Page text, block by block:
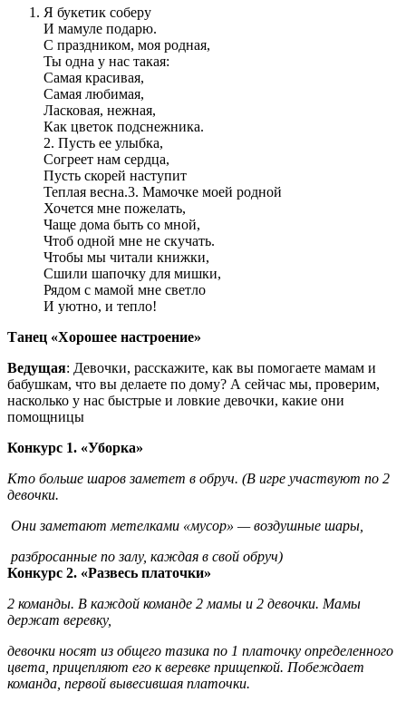
Я букетик соберу
И мамуле подарю.
С праздником, моя родная,
Ты одна у нас такая:
Самая красивая,
Самая любимая,
Ласковая, нежная,
Как цветок подснежника.
2. Пусть ее улыбка,
Согреет нам сердца,
Пусть скорей наступит
Теплая весна.3. Мамочке моей родной
Хочется мне пожелать,
Чаще дома быть со мной,
Чтоб одной мне не скучать.
Чтобы мы читали книжки,
Сшили шапочку для мишки,
Рядом с мамой мне светло
И уютно, и тепло!
Танец «Хорошее настроение»
Ведущая: Девочки, расскажите, как вы помогаете мамам и
бабушкам, что вы делаете по дому? А сейчас мы, проверим,
насколько у нас быстрые и ловкие девочки, какие они
помощницы
Конкурс 1. «Уборка»
Кто больше шаров заметет в обруч. (В игре участвуют по 2
девочки.
Они заметают метелками «мусор» — воздушные шары,
разбросанные по залу, каждая в свой обруч)
Конкурс 2. «Развесь платочки»
2 команды. В каждой команде 2 мамы и 2 девочки. Мамы
держат веревку,
девочки носят из общего тазика по 1 платочку определенного
цвета, прицепляют его к веревке прищепкой. Побеждает
команда, первой вывесившая платочки.